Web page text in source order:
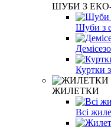
ШУБИ З
Шуби з
Куртки
ЖИЛЕТКИ
Всі